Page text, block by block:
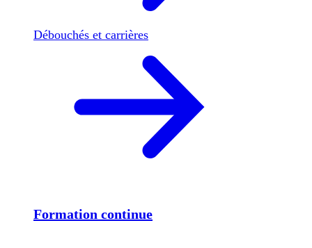
Débouchés et carrières
Formation continue